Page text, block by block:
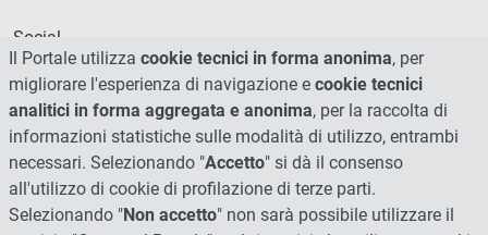
Social
Il Portale utilizza cookie tecnici in forma anonima, per
migliorare l'esperienza di navigazione e cookie tecnici
analitici in forma aggregata e anonima, per la raccolta di
informazioni statistiche sulle modalità di utilizzo, entrambi
necessari. Selezionando "Accetto" si dà il consenso
all'utilizzo di cookie di profilazione di terze parti.
Selezionando "Non accetto" non sarà possibile utilizzare il